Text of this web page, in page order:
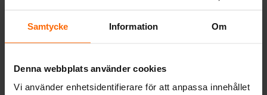
Samtycke Information Om
Denna webbplats använder cookies
Vi använder enhetsidentifierare för att anpassa innehållet
Nu är ni också förberedda för
strömavbrott.